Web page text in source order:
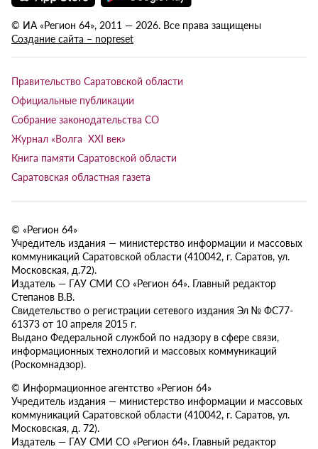
© ИА «Регион 64», 2011 — 2026. Все права защищены
Создание сайта – nopreset
Правительство Саратовской области
Официальные публикации
Собрание законодательства СО
Журнал «Волга XXI век»
Книга памяти Саратовской области
Саратовская областная газета
© «Регион 64»
Учредитель издания — министерство информации и массовых
коммуникаций Саратовской области (410042, г. Саратов, ул.
Московская, д.72).
Издатель — ГАУ СМИ СО «Регион 64». Главный редактор
Степанов В.В.
Свидетельство о регистрации сетевого издания Эл № ФС77-
61373 от 10 апреля 2015 г.
Выдано Федеральной службой по надзору в сфере связи,
информационных технологий и массовых коммуникаций
(Роскомнадзор).
© Информационное агентство «Регион 64»
Учредитель издания — министерство информации и массовых
коммуникаций Саратовской области (410042, г. Саратов, ул.
Московская, д. 72).
Издатель — ГАУ СМИ СО «Регион 64». Главный редактор